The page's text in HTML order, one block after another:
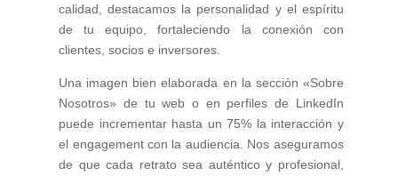
calidad, destacamos la personalidad y el espíritu
de tu equipo, fortaleciendo la conexión con
clientes, socios e inversores.
Una imagen bien elaborada en la sección «Sobre
Nosotros» de tu web o en perfiles de LinkedIn
puede incrementar hasta un 75% la interacción y
el engagement con la audiencia. Nos aseguramos
de que cada retrato sea auténtico y profesional,